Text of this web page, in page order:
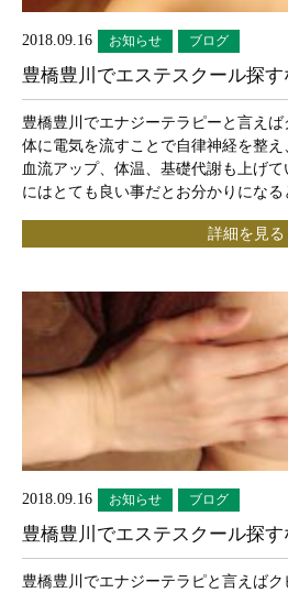
2018.09.16 お知らせ ブログ
豊橋豊川でエステスクール探す
豊橋豊川でエナジーテラピーと言え
体に電気を流すことで自律神経を整え
血流アップ、体温、基礎代謝も上げ
にはとても良い事だとお分かりにな
詳細を見る
2018.09.16 お知らせ ブログ
豊橋豊川でエステスクール探す
豊橋豊川でエナジーテラピと言えば